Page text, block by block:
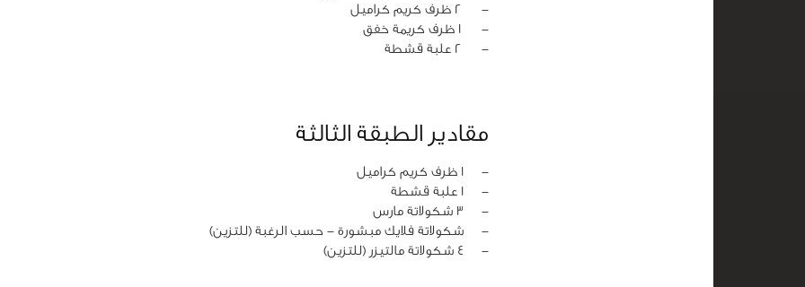
‏-
2 ظرف كريم كراميل
‏-
1 ظرف كريمة خفق
‏-
2 علبة قشطة
مقادير الطبقة الثالثة
‏-
1 ظرف كريم كراميل
‏-
1 علبة قشطة
‏-
3 شكولاتة مارس
‏-
شكولاتة فلايك مبشورة - حسب الرغبة (للتزين)
‏-
4 شكولاتة مالتيزر (للتزين)